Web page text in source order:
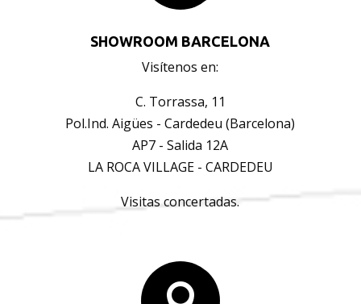
SHOWROOM BARCELONA
Visítenos en:
C. Torrassa, 11
Pol.Ind. Aigües - Cardedeu (Barcelona)
AP7 - Salida 12A
LA ROCA VILLAGE - CARDEDEU
Visitas concertadas.